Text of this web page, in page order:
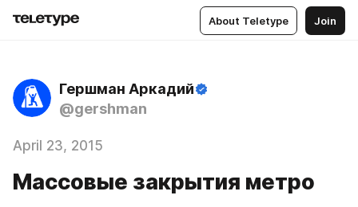
About Teletype Join
Гершман Аркадий
@gershman
April 23, 2015
Массовые закрытия метро